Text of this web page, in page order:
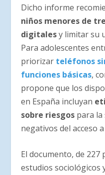
Dicho informe
niños menores de
digitalesy limitar su
Para adolescentes
priorizar teléfonos
funciones básicas,
propone que los
en España incluyan
sobre riesgos para la
negativos del acceso
El documento, de 227
estudios sociológicos